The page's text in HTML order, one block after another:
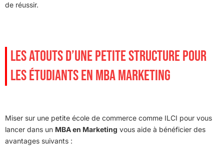
de réussir.
LES ATOUTS D’UNE PETITE STRUCTURE POUR
LES ÉTUDIANTS EN MBA MARKETING
Miser sur une petite école de commerce comme ILCI pour vous
lancer dans un MBA en Marketing vous aide à bénéficier des
avantages suivants :